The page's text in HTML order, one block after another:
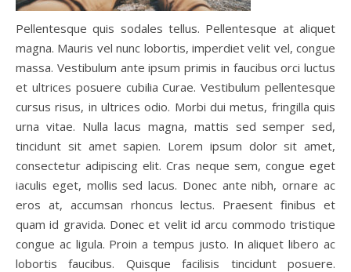
Pellentesque quis sodales tellus. Pellentesque at aliquet
magna. Mauris vel nunc lobortis, imperdiet velit vel, congue
massa. Vestibulum ante ipsum primis in faucibus orci luctus
et ultrices posuere cubilia Curae. Vestibulum pellentesque
cursus risus, in ultrices odio. Morbi dui metus, fringilla quis
urna vitae. Nulla lacus magna, mattis sed semper sed,
tincidunt sit amet sapien. Lorem ipsum dolor sit amet,
consectetur adipiscing elit. Cras neque sem, congue eget
iaculis eget, mollis sed lacus. Donec ante nibh, ornare ac
eros at, accumsan rhoncus lectus. Praesent finibus et
quam id gravida. Donec et velit id arcu commodo tristique
congue ac ligula. Proin a tempus justo. In aliquet libero ac
lobortis faucibus. Quisque facilisis tincidunt posuere.